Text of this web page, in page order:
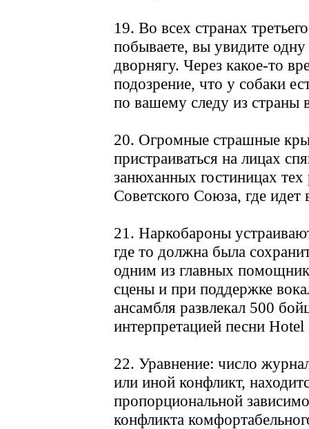
19. Во всех странах
побываете, вы увидите
дворнягу. Через какое-то
подозрение, что у собаки
по вашему следу из страны
20. Огромные страшные
пристраиваться на лицах
занюханных гостиницах
Советского Союза, где идет
21. Наркобароны
где то должна была
одним из главных
сцены и при поддержке
ансамбля развлекал 500
интерпретацией песни
22. Уравнение: число
или иной конфликт,
пропорциональной
конфликта